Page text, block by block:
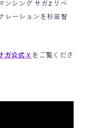
ンシング サガ2 リベ
レーションを杉田智
ガ公式Ｘ をご覧くださ